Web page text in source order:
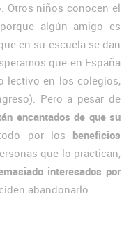
Otros niños conocen el
algún amigo es
en su escuela se dan
que en España
lectivo en los colegios,
Pero a pesar de
encantados de que su
por los beneficios
que lo practican,
interesados por
abandonarlo.